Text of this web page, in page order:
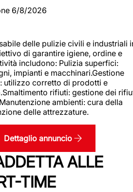
6/8/2026
delle pulizie civili e industriali
di garantire igiene, ordine e
includono: Pulizia superfici:
impianti e macchinari.Gestione
utilizzo corretto di prodotti e
rifiuti: gestione dei
ambienti: cura della
delle attrezzature.
Dettaglio annuncio
ALLE
TIME